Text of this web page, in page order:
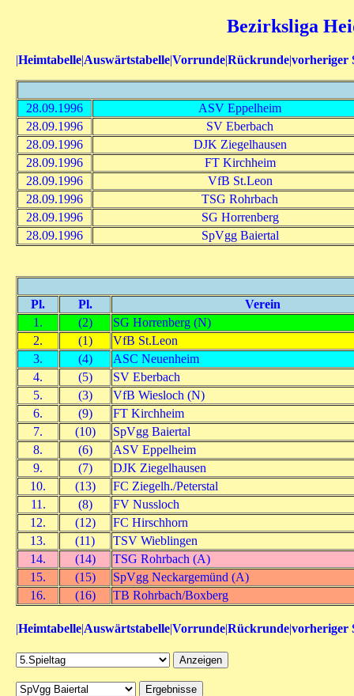
Bezirksliga
|Heimtabelle|Auswärtstabelle|Vorrunde|Rückrunde|vorheriger
28.09.1996
ASV Eppelheim
28.09.1996
SV Eberbach
28.09.1996
DJK Ziegelhausen
28.09.1996
FT Kirchheim
28.09.1996
VfB St.Leon
28.09.1996
TSG Rohrbach
28.09.1996
SG Horrenberg
28.09.1996
SpVgg Baiertal
Pl. Pl.
Verein
1.
(2)
SG Horrenberg (N)
2.
(1)
VfB St.Leon
3.
(4)
ASC Neuenheim
4.
(5)
SV Eberbach
5.
(3)
VfB Wiesloch (N)
6.
(9)
FT Kirchheim
7.
(10)
SpVgg Baiertal
8.
(6)
ASV Eppelheim
9.
(7)
DJK Ziegelhausen
10.
(13)
FC Ziegelh./Peterstal
11.
(8)
FV Nussloch
12.
(12)
FC Hirschhorn
13.
(11)
TSV Wieblingen
14.
(14)
TSG Rohrbach (A)
15.
(15)
SpVgg Neckargemünd (A)
16.
(16) TB Rohrbach/Boxberg
|Heimtabelle|Auswärtstabelle|Vorrunde|Rückrunde|vorheriger